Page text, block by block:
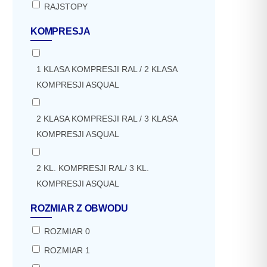
RAJSTOPY
KOMPRESJA
1 KLASA KOMPRESJI RAL / 2 KLASA
KOMPRESJI ASQUAL
2 KLASA KOMPRESJI RAL / 3 KLASA
KOMPRESJI ASQUAL
2 KL. KOMPRESJI RAL/ 3 KL.
KOMPRESJI ASQUAL
ROZMIAR Z OBWODU
ROZMIAR 0
ROZMIAR 1